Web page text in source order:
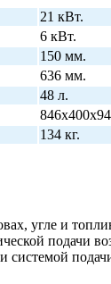
21 кВт.
6 кВт.
150 мм.
636 мм.
48 л.
134 кг.
угле и
подачи
системой